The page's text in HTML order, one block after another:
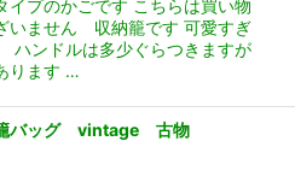
イプのかごです こちらは買い物
いません 収納籠です 可愛すぎ
ハンドルは多少ぐらつきますが
ります …
バッグ vintage 古物